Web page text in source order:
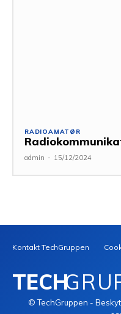
RADIOAMATØR
admin - 15/12/2024
Kontakt TechGruppen
TECH
© TechGruppen -